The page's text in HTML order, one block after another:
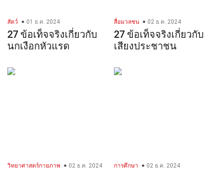
สัตว์ 01 ธ.ค. 2024
27 ข้อเท็จจริงเกี่ยวกับ
นกเงือกหัวแรด
สื่อมวลชน 02 ธ.ค. 2024
27 ข้อเท็จจริงเกี่ยวกับ
เสียงประชาชน
วิทยาศาสตร์กายภาพ 02 ธ.ค. 2024 การศึกษา 02 ธ.ค. 2024